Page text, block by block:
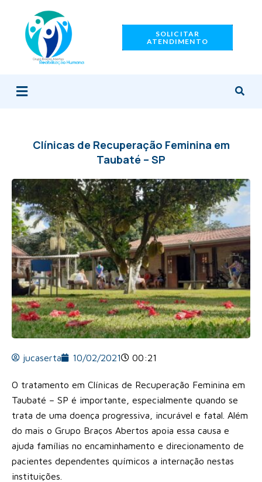
conteúdo
SOLICITAR
ATENDIMENTO
Menu
Clínicas de Recuperação Feminina em
Taubaté – SP
jucaserta 10/02/2021 00:21
O tratamento em Clínicas de Recuperação Feminina em
Taubaté – SP é importante, especialmente quando se
trata de uma doença progressiva, incurável e fatal. Além
do mais o Grupo Braços Abertos apoia essa causa e
ajuda famílias no encaminhamento e direcionamento de
pacientes dependentes químicos a internação nestas
instituições.